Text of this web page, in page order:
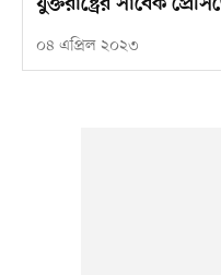
০৪ এপ্রিল ২০২৩